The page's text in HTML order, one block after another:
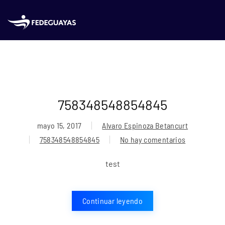
Skip to main content
758348548854845
mayo 15, 2017
Alvaro Espinoza Betancurt
758348548854845
No hay comentarios
en
test
Continuar leyendo